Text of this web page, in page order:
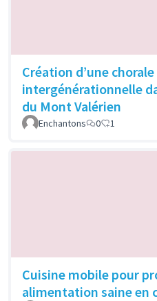
Création d’une chorale
intergénérationnelle
du Mont Valérien
Enchantons 0 1
Cuisine mobile pour
alimentation saine en